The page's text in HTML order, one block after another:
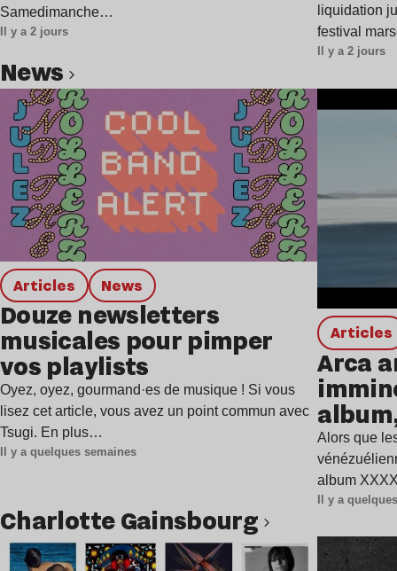
Samedimanche…
Il y a 2 jours
liquidation
festival
Il y a 2 jours
news
Articles news
Douze newsletters
musicales pour pimper
vos playlists
Oyez, oyez, gourmand·es de musique ! Si vous
lisez cet article, vous avez un point commun avec
Tsugi. En plus…
Il y a quelques semaines
Articles
Arca
Alors que
album
Il y a
Lire l’article
Charlotte Gainsbourg
Lire l’article